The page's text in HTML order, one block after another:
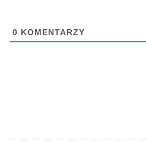
0 KOMENTARZY